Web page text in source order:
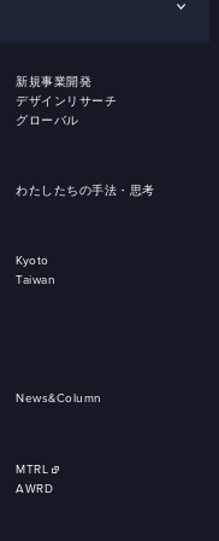
新規事業開発
デザインリサーチ
グローバル
わたしたちの手法・思考
Kyoto
Taiwan
News&Column
MTRL
AWRD